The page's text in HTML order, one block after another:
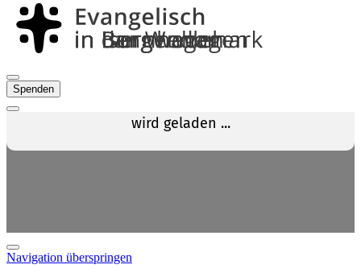
Spenden
Navigation überspringen